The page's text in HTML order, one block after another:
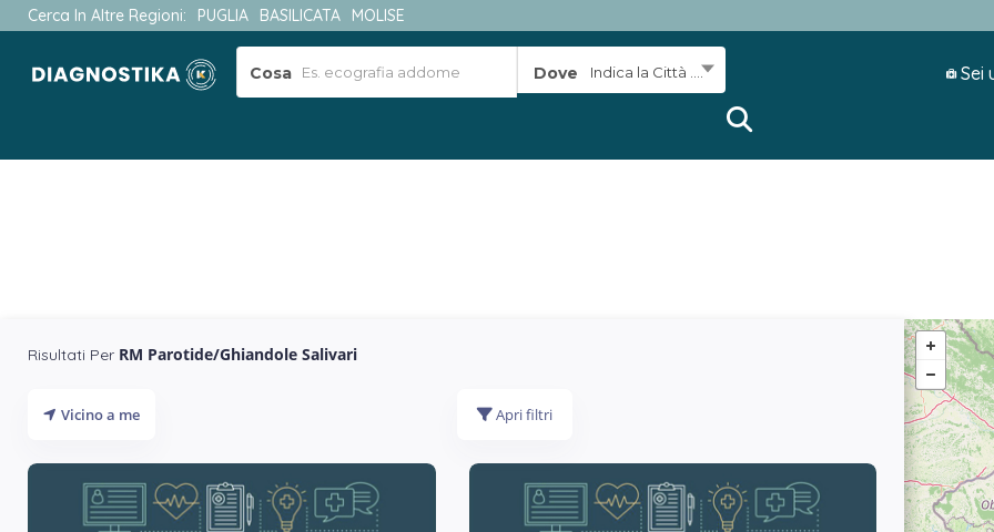
Cerca In Altre Regioni: PUGLIA BASILICATA MOLISE
Cosa Dove Indica la Città .... Sei
Risultati Per RM Parotide/Ghiandole Salivari
Vicino a me Apri filtri